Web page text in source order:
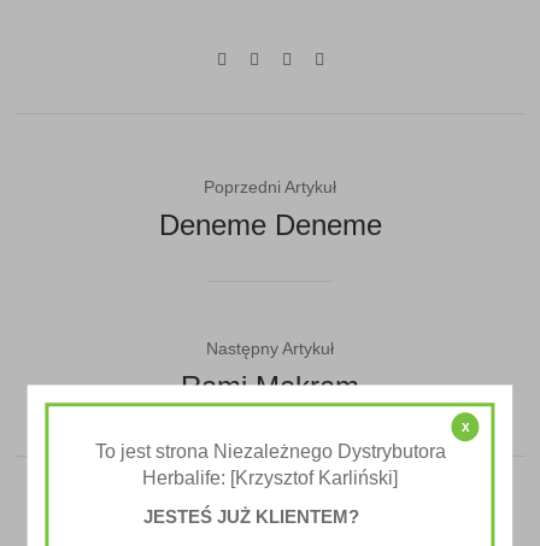
Poprzedni Artykuł
Deneme Deneme
Następny Artykuł
Rami Makram
x
To jest strona Niezależnego Dystrybutora
Herbalife: [Krzysztof Karliński]
JESTEŚ JUŻ KLIENTEM?